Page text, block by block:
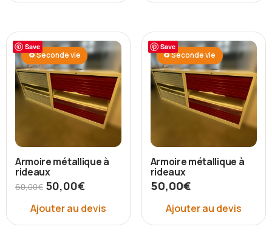
Save
♻ Seconde vie
Armoire métallique à
rideaux
60,00€ 50,00€
Ajouter au devis
Save
♻ Seconde vie
Armoire métallique à
rideaux
50,00€
Ajouter au devis